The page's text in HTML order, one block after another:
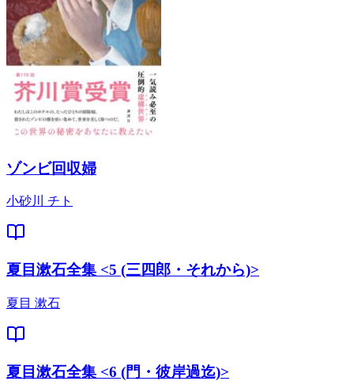
ゾンビ回収婦
小砂川 チト
夏目漱石全集 <5 (三四郎・それから)>
夏目 漱石
夏目漱石全集 <6 (門・彼岸過迄)>